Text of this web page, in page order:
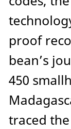
proof
bean’s
450
traced